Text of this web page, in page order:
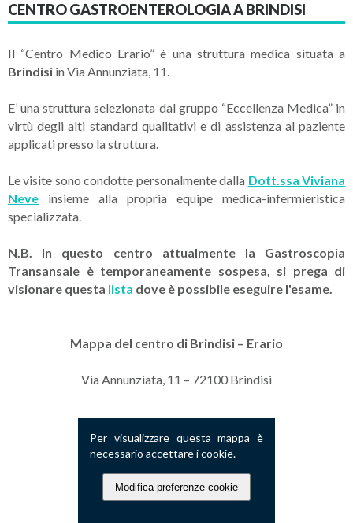
CENTRO GASTROENTEROLOGIA A BRINDISI
Il “Centro Medico Erario” è una struttura medica situata a
Brindisi in Via Annunziata, 11.
E’ una struttura selezionata dal gruppo “Eccellenza Medica” in
virtù degli alti standard qualitativi e di assistenza al paziente
applicati presso la struttura.
Le visite sono condotte personalmente dalla Dott.ssa Viviana
Neve insieme alla propria equipe medica-infermieristica
specializzata.
N.B. In questo centro attualmente la Gastroscopia
Transansale è temporaneamente sospesa, si prega di
visionare questa lista dove è possibile eseguire l'esame.
Mappa del centro di Brindisi – Erario
Via Annunziata, 11 – 72100 Brindisi
Per visualizzare questa mappa è
necessario accettare i cookie.
Modifica preferenze cookie